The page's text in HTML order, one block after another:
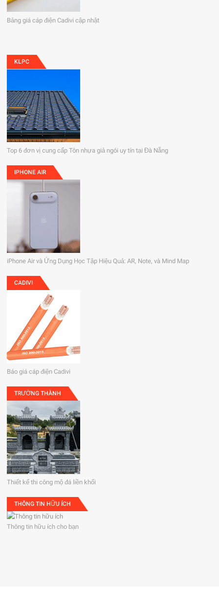
Bảng giá cáp điện Cadivi cập nhật
KLPC
Top 6 đơn vị cung cấp Tôn nhựa giả ngói uy tín tại Đà Nẵng
IPHONE AIR
iPhone Air và Ứng Dụng Học Tập Hiệu Quả: AR, Note, và Mind Map
CADIVI
Báo giá cáp điện Cadivi
TRƯỜNG THÀNH
Thiết kế thi công mộ đá liền khối
THÔNG TIN HỮU ÍCH
Thông tin hữu ích cho bạn